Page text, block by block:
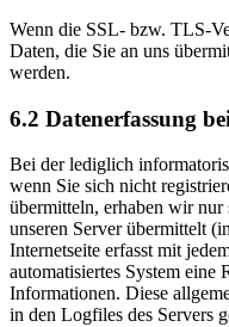
Wenn die SSL- bzw. TLS-
Daten, die Sie an uns
werden.
6.2 Datenerfassung
Bei der lediglich
wenn Sie sich nicht
übermitteln, erhaben wir
unseren Server übermittelt
Internetseite erfasst mit
automatisiertes System eine
Informationen. Diese
in den Logfiles des Servers